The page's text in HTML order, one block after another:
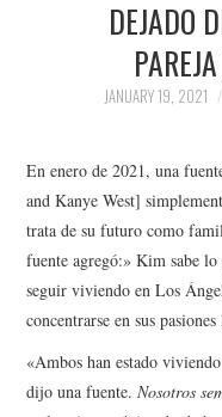
SOCIETY
SPORTS
TECHNOLOGY
DEJADO
JANUARY 19, 2021
En enero de 2021, una
and Kanye West]
trata de su futuro como
fuente agregó:» Kim sabe
seguir viviendo en Los
concentrarse en sus
«Ambos han estado
dijo una fuente.Nosotros